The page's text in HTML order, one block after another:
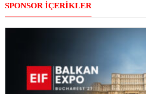
SPONSOR İÇERİKLER